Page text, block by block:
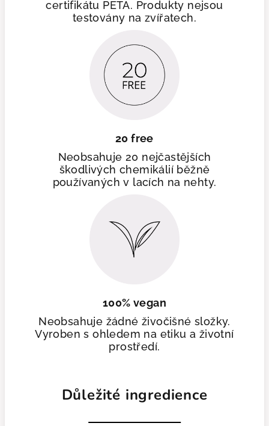
certifikátu PETA. Produkty nejsou
testovány na zvířatech.
20 free
Neobsahuje 20 nejčastějších
škodlivých chemikálií běžně
používaných v lacích na nehty.
100% vegan
Neobsahuje žádné živočišné složky.
Vyroben s ohledem na etiku a životní
prostředí.
Důležité ingredience